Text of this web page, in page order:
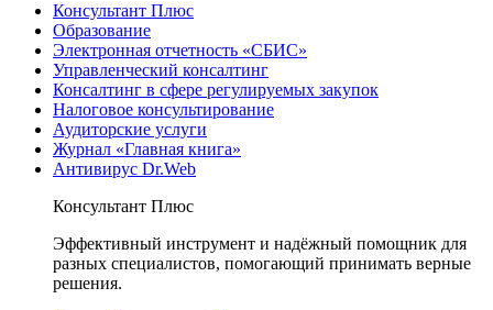
Консультант Плюс
Образование
Электронная отчетность «СБИС»
Управленческий консалтинг
Консалтинг в сфере регулируемых закупок
Налоговое консультирование
Аудиторские услуги
Журнал «Главная книга»
Антивирус Dr.Web
Консультант Плюс
Эффективный инструмент и надёжный помощник для
разных специалистов, помогающий принимать верные
решения.